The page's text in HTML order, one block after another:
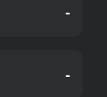
-
-